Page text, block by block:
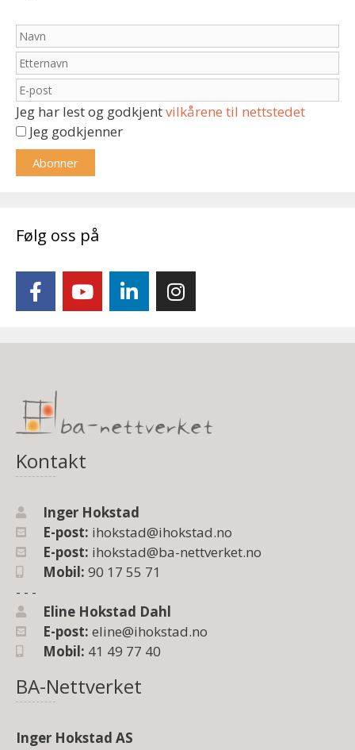
Jeg har lest og godkjentvilkårene til nettstedet
Jeg godkjenner
Følg oss på
Kontakt
Inger Hokstad
E-post: ihokstad@ihokstad.no
E-post: ihokstad@ba-nettverket.no
Mobil: 90 17 55 71
- - -
Eline Hokstad Dahl
E-post: eline@ihokstad.no
Mobil: 41 49 77 40
BA-Nettverket
Inger Hokstad AS